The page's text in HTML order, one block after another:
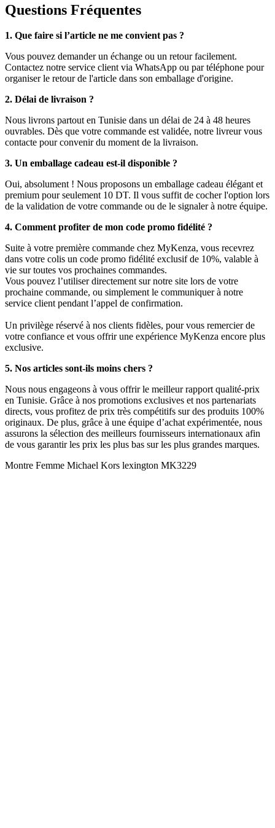
Questions Fréquentes
1. Que faire si l’article ne me convient pas ?
Vous pouvez demander un échange ou un retour facilement.
Contactez notre service client via WhatsApp ou par téléphone pour
organiser le retour de l'article dans son emballage d'origine.
2. Délai de livraison ?
Nous livrons partout en Tunisie dans un délai de 24 à 48 heures
ouvrables. Dès que votre commande est validée, notre livreur vous
contacte pour convenir du moment de la livraison.
3. Un emballage cadeau est-il disponible ?
Oui, absolument ! Nous proposons un emballage cadeau élégant et
premium pour seulement 10 DT. Il vous suffit de cocher l'option lors
de la validation de votre commande ou de le signaler à notre équipe.
4. Comment profiter de mon code promo fidélité ?
Suite à votre première commande chez MyKenza, vous recevrez
dans votre colis un code promo fidélité exclusif de 10%, valable à
vie sur toutes vos prochaines commandes.
Vous pouvez l’utiliser directement sur notre site lors de votre
prochaine commande, ou simplement le communiquer à notre
service client pendant l’appel de confirmation.
Un privilège réservé à nos clients fidèles, pour vous remercier de
votre confiance et vous offrir une expérience MyKenza encore plus
exclusive.
5. Nos articles sont-ils moins chers ?
Nous nous engageons à vous offrir le meilleur rapport qualité-prix
en Tunisie. Grâce à nos promotions exclusives et nos partenariats
directs, vous profitez de prix très compétitifs sur des produits 100%
originaux. De plus, grâce à une équipe d’achat expérimentée, nous
assurons la sélection des meilleurs fournisseurs internationaux afin
de vous garantir les prix les plus bas sur les plus grandes marques.
Montre Femme Michael Kors lexington MK3229